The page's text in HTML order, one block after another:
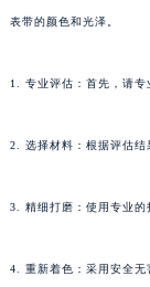
表带的颜色和光泽。
1. 专业评估：首先，请专
2. 选择材料：根据评估结
3. 精细打磨：使用专业的
4. 重新着色：采用安全无